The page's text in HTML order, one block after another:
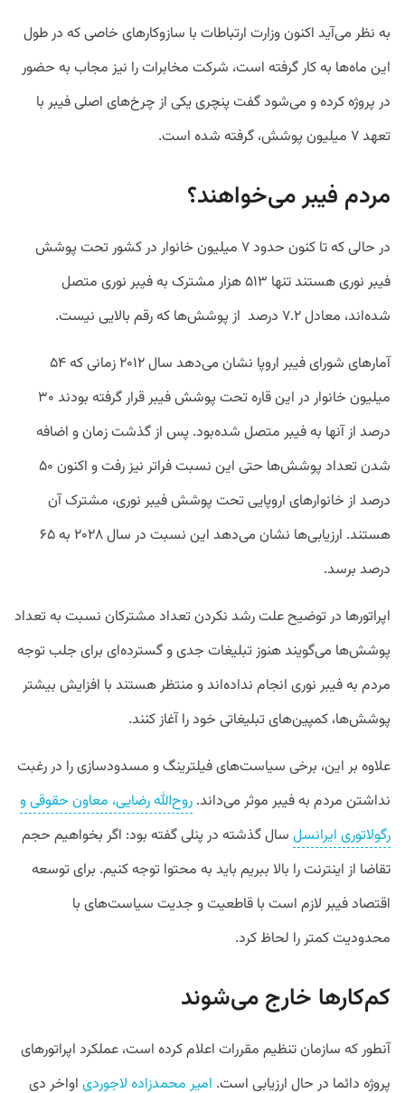
به نظر می‌آید اکنون وزارت ارتباطات با سازوکارهای خاصی که در طول
این ماه‌ها به کار گرفته است، شرکت مخابرات را نیز مجاب به حضور
در پروژه کرده و می‌شود گفت پنچری یکی از چرخ‌های اصلی فیبر با
تعهد ۷ میلیون پوشش، گرفته شده است.
مردم فیبر می‌خواهند؟
در حالی که تا کنون حدود ۷ میلیون خانوار در کشور تحت پوشش
فیبر نوری هستند تنها ۵۱۳ هزار مشترک به فیبر نوری متصل
شده‌اند، معادل ۷.۲ درصد از پوشش‌ها که رقم بالایی نیست.
آمارهای شورای فیبر اروپا نشان می‌دهد سال ۲۰۱۲ زمانی که ۵۴
میلیون خانوار در این قاره تحت پوشش فیبر قرار گرفته بودند ۳۰
درصد از آنها به فیبر متصل شده‌بود. پس از گذشت زمان و اضافه
شدن تعداد پوشش‌ها حتی این نسبت فراتر نیز رفت و اکنون ۵۰
درصد از خانوارهای اروپایی تحت پوشش فیبر نوری، مشترک آن
هستند. ارزیابی‌ها نشان می‌دهد این نسبت در سال ۲۰۲۸ به ۶۵
درصد برسد.
اپراتورها در توضیح علت رشد نکردن تعداد مشترکان نسبت به تعداد
پوشش‌ها می‌گویند هنوز تبلیغات جدی و گسترده‌ای برای جلب توجه
مردم به فیبر نوری انجام نداده‌اند و منتظر هستند با افزایش بیشتر
پوشش‌ها، کمپین‌های تبلیغاتی خود را آغاز کنند.
علاوه بر این، برخی سیاست‌های فیلترینگ و مسدودسازی را در رغبت
نداشتن مردم به فیبر موثر می‌داند. روح‌الله رضایی، معاون حقوقی و
رگولاتوری ایرانسل سال گذشته در پنلی گفته بود:‌ اگر بخواهیم حجم
تقاضا از اینترنت را بالا ببریم باید به محتوا توجه کنیم. برای توسعه
اقتصاد فیبر لازم است با قاطعیت و جدیت سیاست‌های با
محدودیت کمتر را لحاظ کرد.
کم‌کارها خارج می‌شوند
آنطور که سازمان تنظیم مقررات اعلام کرده است، عملکرد اپراتورهای
پروژه دائما در حال ارزیابی است. امیر محمدزاده لاجوردی اواخر دی